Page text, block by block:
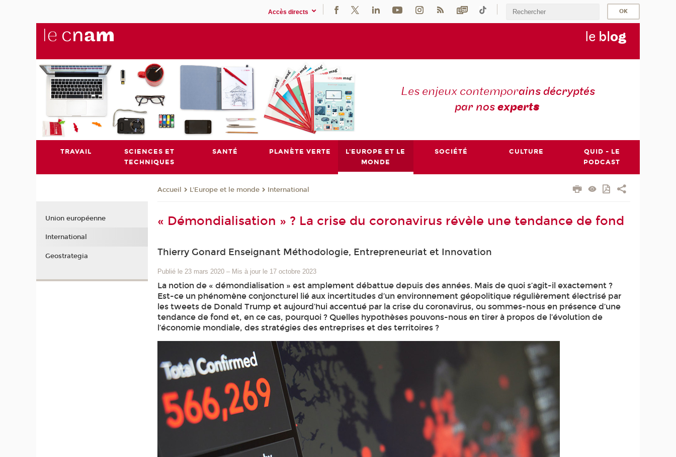
Accès directs
le blog
Les enjeux contemporains décryptés
par nosexperts
TRAVAIL
SCIENCES ET
TECHNIQUES
SANTÉ PLANÈTE VERTE
L'EUROPE ET LE
MONDE
SOCIÉTÉ CULTURE
QUID - LE
PODCAST
Accueil L'Europe et le monde International
« Démondialisation » ? La crise du coronavirus révèle une tendance de fond
Thierry Gonard Enseignant Méthodologie, Entrepreneuriat et Innovation
Publié le 23 mars 2020 – Mis à jour le 17 octobre 2023
La notion de « démondialisation » est amplement débattue depuis des années. Mais de quoi s’agit-il exactement ?
Est-ce un phénomène conjoncturel lié aux incertitudes d’un environnement géopolitique régulièrement électrisé par
les tweets de Donald Trump et aujourd’hui accentué par la crise du coronavirus, ou sommes-nous en présence d’une
tendance de fond et, en ce cas, pourquoi ? Quelles hypothèses pouvons-nous en tirer à propos de l’évolution de
l’économie mondiale, des stratégies des entreprises et des territoires ?
Union européenne
International
Geostrategia